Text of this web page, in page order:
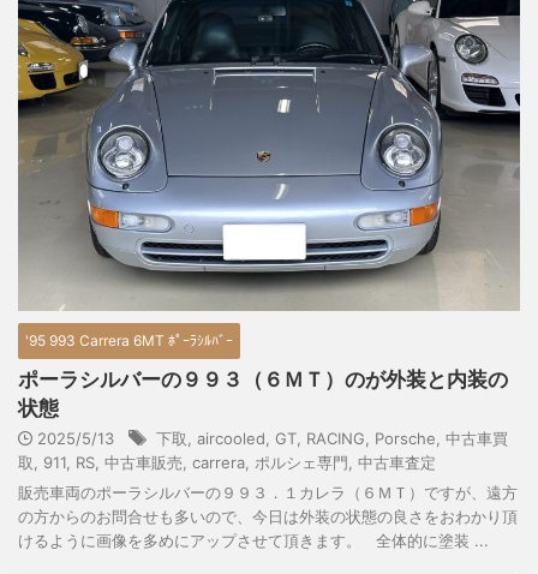
'95 993 Carrera 6MT ﾎﾟｰﾗｼﾙﾊﾞｰ
ポーラシルバーの９９３（６ＭＴ）のが外装と内装の
状態
2025/5/13 下取 aircooled GT RACING Porsche 中古車買
取
911 RS 中古車販売 carrera ポルシェ専門 中古車査定
販売車両のポーラシルバーの９９３．１カレラ（６ＭＴ）ですが、遠方
の方からのお問合せも多いので、今日は外装の状態の良さをおわかり頂
けるように画像を多めにアップさせて頂きます。 全体的に塗装 ...